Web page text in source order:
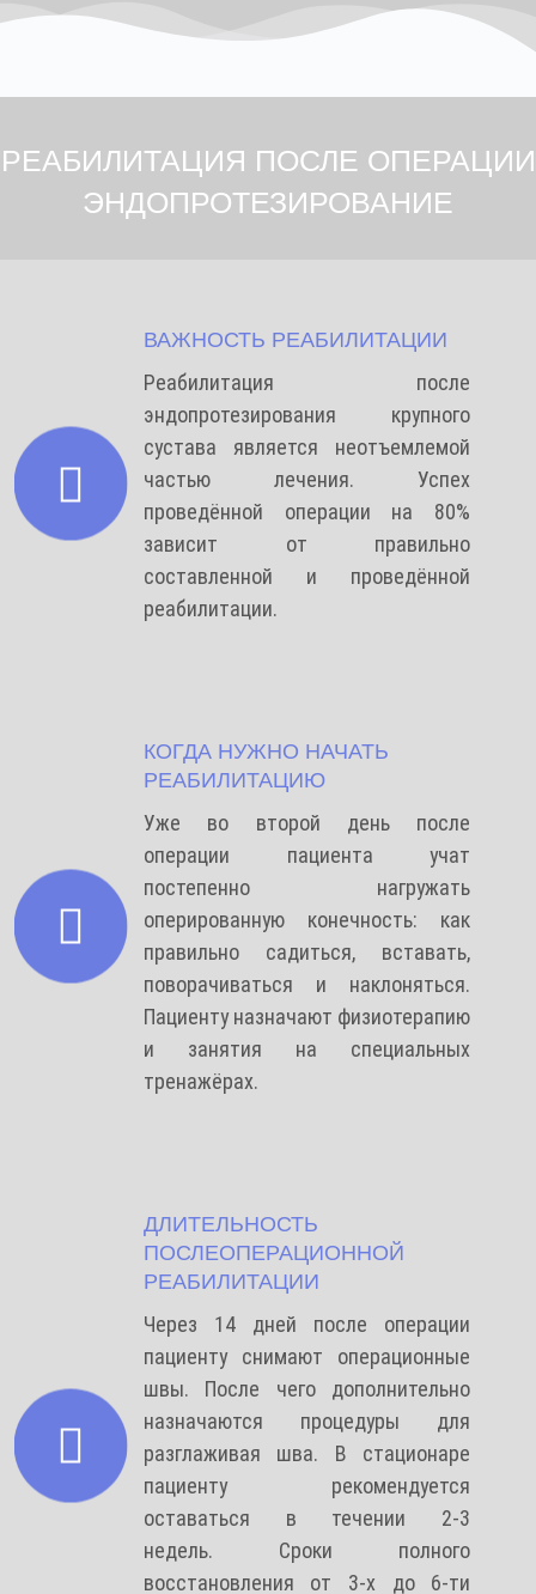
РЕАБИЛИТАЦИЯ ПОСЛЕ ОПЕРАЦИИ
ЭНДОПРОТЕЗИРОВАНИЕ
ВАЖНОСТЬ РЕАБИЛИТАЦИИ
Реабилитация после
эндопротезирования крупного
сустава является неотъемлемой
частью лечения. Успех
проведённой операции на 80%
зависит от правильно
составленной и проведённой
реабилитации.
КОГДА НУЖНО НАЧАТЬ
РЕАБИЛИТАЦИЮ
Уже во второй день после
операции пациента учат
постепенно нагружать
оперированную конечность: как
правильно садиться, вставать,
поворачиваться и наклоняться.
Пациенту назначают физиотерапию
и занятия на специальных
тренажёрах.
ДЛИТЕЛЬНОСТЬ
ПОСЛЕОПЕРАЦИОННОЙ
РЕАБИЛИТАЦИИ
Через 14 дней после операции
пациенту снимают операционные
швы. После чего дополнительно
назначаются процедуры для
разглаживая шва. В стационаре
пациенту рекомендуется
оставаться в течении 2-3
недель. Сроки полного
восстановления от 3-х до 6-ти